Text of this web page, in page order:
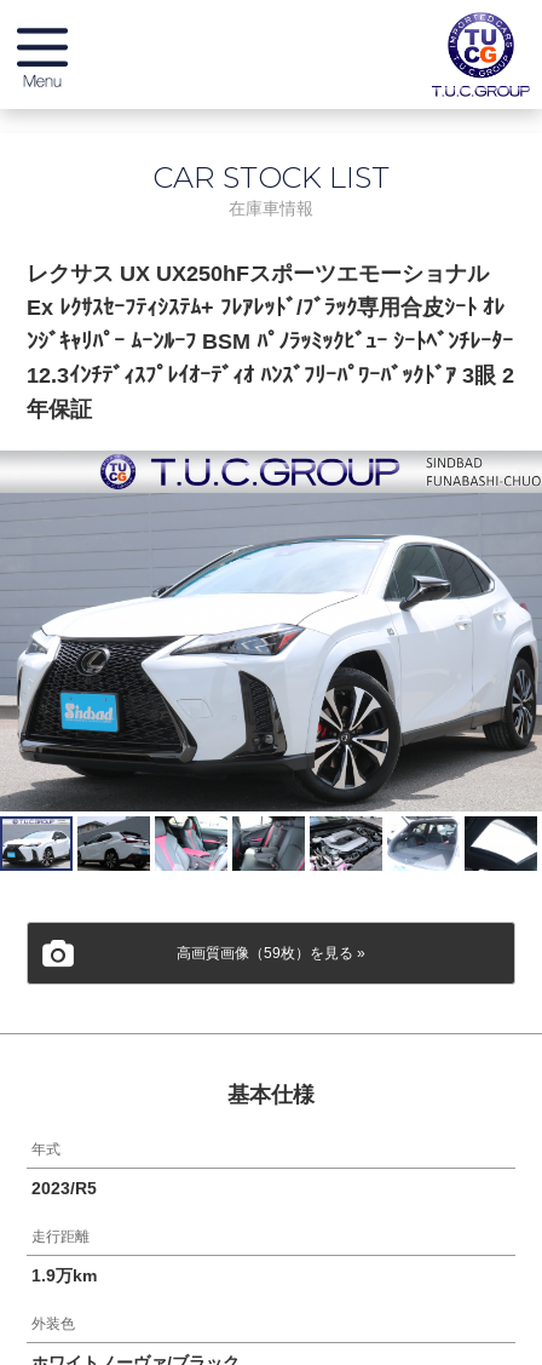
無料保証 & サービス
店舗紹介
スタッフブログ
リクルート
個人情報保護方針
CAR STOCK LIST
在庫車情報
レクサス UX UX250hFスポーツエモーショナル
Ex ﾚｸｻｽｾｰﾌﾃｨｼｽﾃﾑ+ ﾌﾚｱﾚｯﾄﾞ/ﾌﾞﾗｯｸ専用合皮ｼｰﾄ ｵﾚ
ﾝｼﾞｷｬﾘﾊﾟｰ ﾑｰﾝﾙｰﾌ BSM ﾊﾟﾉﾗｯﾐｯｸﾋﾞｭｰ ｼｰﾄﾍﾞﾝﾁﾚｰﾀｰ
12.3ｲﾝﾁﾃﾞｨｽﾌﾟﾚｲｵｰﾃﾞｨｵ ﾊﾝｽﾞﾌﾘｰﾊﾟﾜｰﾊﾞｯｸﾄﾞｱ 3眼 2
年保証
高画質画像（59枚）を見る »
基本仕様
年式
2023/R5
走行距離
1.9万km
外装色